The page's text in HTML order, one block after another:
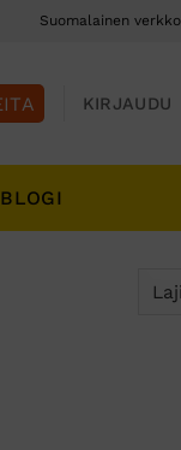
Suomalainen
KIRJAUDU
BLOGI